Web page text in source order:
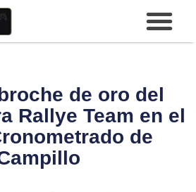
de oro del
Rallye Team en el
de